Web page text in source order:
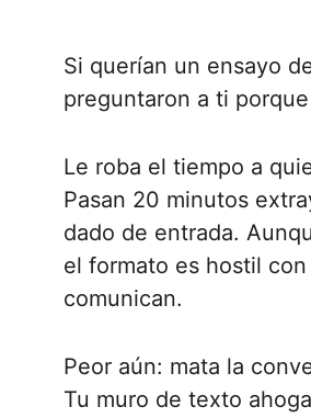
Si querían un ensayo
preguntaron a ti
Le roba el tiempo a
Pasan 20 minutos
dado de entrada.
el formato es hostil
comunican.
Peor aún: mata la
Tu muro de texto